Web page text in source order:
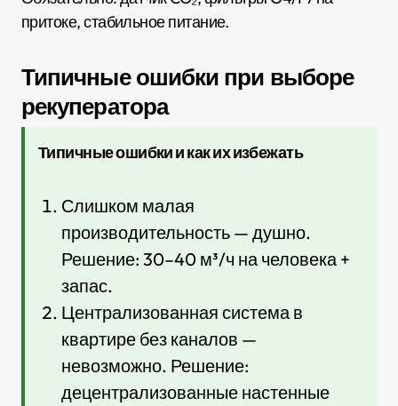
притоке, стабильное питание.
Типичные ошибки при выборе
рекуператора
Типичные ошибки и как их избежать
Слишком малая
производительность — душно.
Решение: 30–40 м³/ч на человека +
запас.
Централизованная система в
квартире без каналов —
невозможно. Решение:
децентрализованные настенные